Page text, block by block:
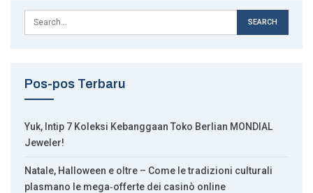
Pos-pos Terbaru
Yuk, Intip 7 Koleksi Kebanggaan Toko Berlian MONDIAL
Jeweler!
Natale, Halloween e oltre – Come le tradizioni culturali
plasmano le mega‑offerte dei casinò online